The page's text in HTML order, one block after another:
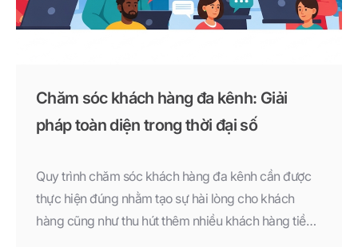
Chăm sóc khách hàng đa kênh: Giải
pháp toàn diện trong thời đại số
Quy trình chăm sóc khách hàng đa kênh cần được
thực hiện đúng nhằm tạo sự hài lòng cho khách
hàng cũng như thu hút thêm nhiều khách hàng tiềm